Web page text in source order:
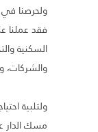
ولحرصنا في
فقد عملنا
السكنية
والشركات،
ولتلبية
مسك الدار